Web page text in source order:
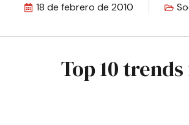
18 de febrero de 2010
Top 10